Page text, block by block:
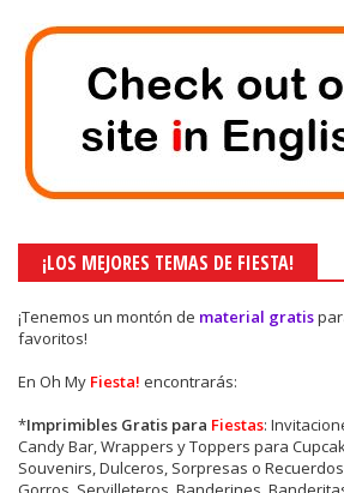
¡LOS MEJORES TEMAS DE FIESTA!
¡Tenemos un montón de material gratis
favoritos!
En Oh My Fiesta! encontrarás:
*Imprimibles Gratis para Fiestas:
Candy Bar, Wrappers y Toppers para
Souvenirs, Dulceros, Sorpresas o